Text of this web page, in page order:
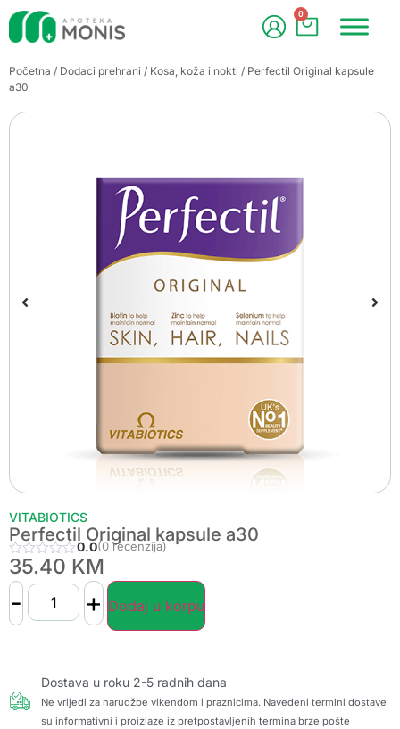
0
Početna / Dodaci prehrani / Kosa, koža i nokti / Perfectil Original kapsule
a30
VITABIOTICS
Perfectil Original kapsule a30
0.0(0 recenzija)
35.40 KM
- + Dodaj u korpu
Dostava u roku 2-5 radnih dana
Ne vrijedi za narudžbe vikendom i praznicima. Navedeni termini dostave
su informativni i proizlaze iz pretpostavljenih termina brze pošte